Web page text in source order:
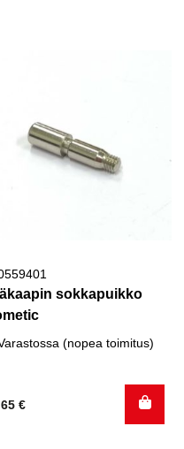
sokkapuikko
(nopea toimitus)
€